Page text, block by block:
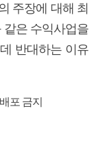
주장에 대해 최
같은 수익사업을
반대하는 이유
포 금지